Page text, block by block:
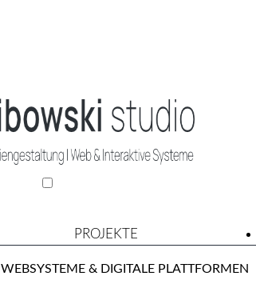
PROJEKTE
WEBSYSTEME & DIGITALE PLATTFORMEN